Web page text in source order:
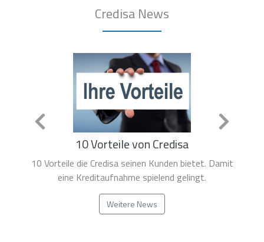
Credisa News
10 Vorteile von Credisa
10 Vorteile die Credisa seinen Kunden bietet. Damit
eine Kreditaufnahme spielend gelingt.
Weitere News